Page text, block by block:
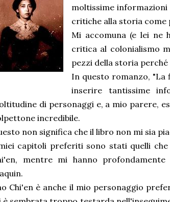
moltissime
critiche alla storia come
Mi accomuna (e lei
critica al colonialismo
pezzi della storia
In questo romanzo, "La
inserire tantissime
di personaggi e, a mio parere,
incredibile.
non significa che il libro non mi sia
capitoli preferiti sono stati quelli
mentre mi hanno
Chi'en è anche il mio personaggio